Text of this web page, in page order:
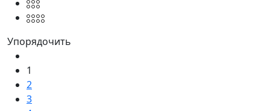
Упорядочить
1
2
3